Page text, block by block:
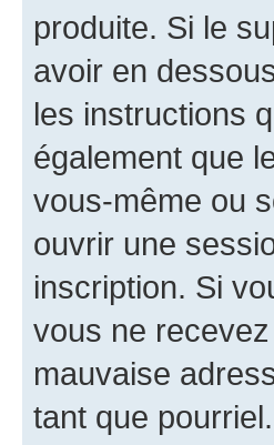
produite. Si le
avoir en
les instructions
également que
vous-même ou
ouvrir une
inscription. Si
vous ne
mauvaise
tant que